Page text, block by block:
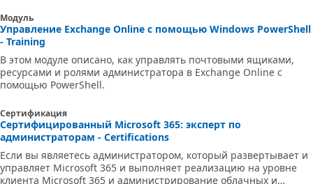
Модуль
Управление Exchange Online с помощью Windows PowerShell
- Training
В этом модуле описано, как управлять почтовыми ящиками,
ресурсами и ролями администратора в Exchange Online с
помощью PowerShell.
Сертификация
Сертифицированный Microsoft 365: эксперт по
администраторам - Certifications
Если вы являетесь администратором, который развертывает и
управляет Microsoft 365 и выполняет реализацию на уровне
клиента Microsoft 365 и администрирование облачных и